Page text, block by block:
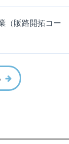
（販路開拓コー